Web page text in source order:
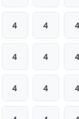
4 4 4
4 4 4
4 4 4